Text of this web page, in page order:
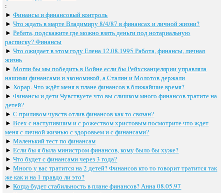
:
►Финансы и финансовый контроль
►Что ждать в марте Владимиру 8/4/87 в финансах и личной жизни?
►Ребята, подскажите где можно взять деньги под нотариальную
расписку? Финансы
►Что ожидает в этом году Елена 12.08.1995 Работа, финансы, личная
жизнь
►Могли бы мы победить в Войне если бы Рейхсканцелярии управляла
нашими финансами и экономикой, а Сталин и Молотов держали
►Хорар. Что ждёт меня в плане финансов в ближайшие время?
►Финансы и дети Чувствуете что вы слишком много финансов тратите на
детей?
►С приливом чувств отлив финансов как то связан?
►Всех с наступившим и с рожеством христовым посмотрите что ждет
меня с личной жизнью с здоровьем и с финансами?
►Маленький тест по финансам
►Если бы я была министром финансов, кому было бы хуже?
►Что будет с финансами через 3 года?
►Много у вас тратится на 2 детей? Финансов кто то говорит тратится так
же как и на 1 правдо ли это?
►Когда будет стабильность в плане финансов? Анна 08.05.97